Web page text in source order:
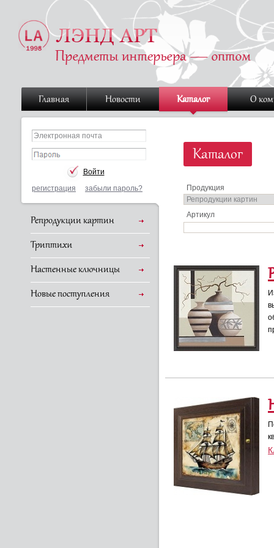
Главная Новости Каталог О
регистрация забыли пароль?
Репродукции картин
Триптихи
Настенные ключницы
Новые поступления
Каталог
Продукция
Артикул